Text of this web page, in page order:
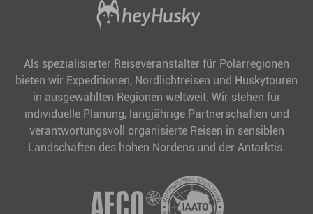
Als spezialisierter Reiseveranstalter für Polarregionen
bieten wir Expeditionen, Nordlichtreisen und Huskytouren
in ausgewählten Regionen weltweit. Wir stehen für
individuelle Planung, langjährige Partnerschaften und
verantwortungsvoll organisierte Reisen in sensiblen
Landschaften des hohen Nordens und der Antarktis.